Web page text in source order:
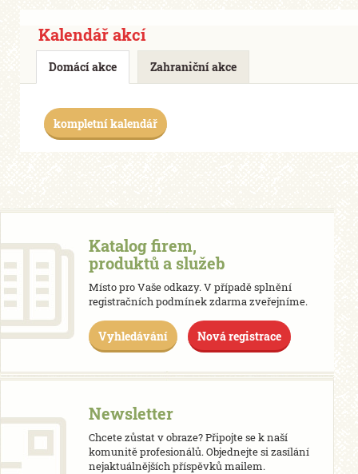
Kalendář akcí
Domácí akce Zahraniční akce
kompletní kalendář
Katalog firem,
produktů a služeb
Místo pro Vaše odkazy. V případě splnění
registračních podmínek zdarma zveřejníme.
Vyhledávání Nová registrace
Newsletter
Chcete zůstat v obraze? Připojte se k naší
komunitě profesionálů. Objednejte si zasílání
nejaktuálnějších příspěvků mailem.